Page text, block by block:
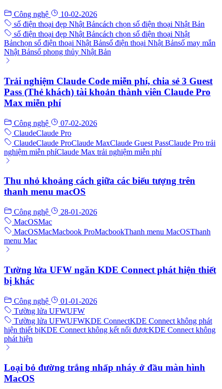
Công nghệ
10-02-2026
số điện thoại đẹp Nhật Bảncách chọn số điện thoại Nhật Bản
số điện thoại đẹp Nhật Bảncách chọn số điện thoại Nhật
Bảnchọn số điện thoại Nhật Bảnsố điện thoại Nhật Bảnsố may mắn
Nhật Bảnsố phong thủy Nhật Bản
Trải nghiệm Claude Code miễn phí, chia sẻ 3 Guest
Pass (Thẻ khách) tài khoản thành viên Claude Pro
Max miễn phí
Công nghệ
07-02-2026
ClaudeClaude Pro
ClaudeClaude ProClaude MaxClaude Guest PassClaude Pro trải
nghiệm miễn phíClaude Max trải nghiệm miễn phí
Thu nhỏ khoảng cách giữa các biểu tượng trên
thanh menu macOS
Công nghệ
28-01-2026
MacOSMac
MacOSMacMacbook ProMacbookThanh menu MacOSThanh
menu Mac
Tường lửa UFW ngăn KDE Connect phát hiện thiết
bị khác
Công nghệ
01-01-2026
Tường lửa UFWUFW
Tường lửa UFWUFWKDE ConnectKDE Connect không phát
hiện thiết bịKDE Connect không kết nối đượcKDE Connect không
phát hiện
Loại bỏ đường trắng nhấp nháy ở đầu màn hình
MacOS